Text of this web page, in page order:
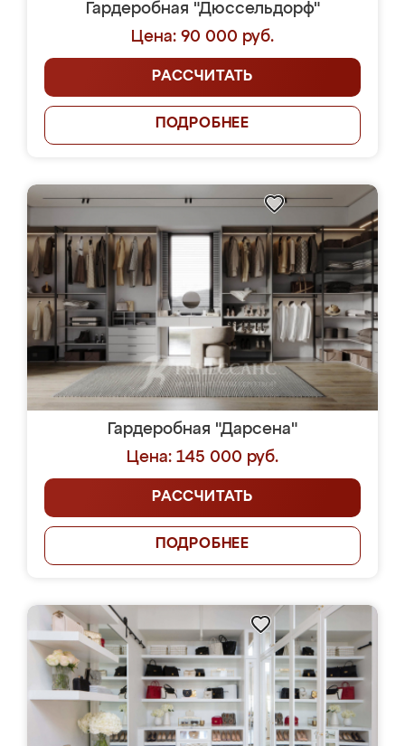
Гардеробная "Дюссельдорф"
Цена: 90 000 руб.
РАССЧИТАТЬ
ПОДРОБНЕЕ
Гардеробная "Дарсена"
Цена: 145 000 руб.
РАССЧИТАТЬ
ПОДРОБНЕЕ